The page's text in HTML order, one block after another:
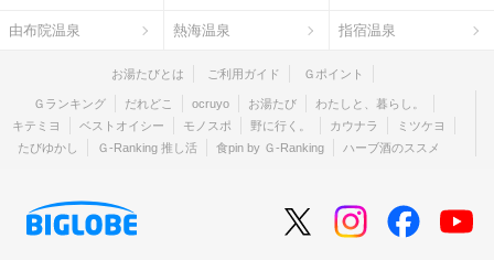
由布院温泉 熱海温泉 指宿温泉
お湯たびとは ご利用ガイド Ｇポイント
Ｇランキング だれどこ ocruyo お湯たび
わたしと、暮らし。
キテミヨ
ベストオイシー モノスポ 野に行く。 カウナラ
ミツケヨ
たびゆかし
Ｇ-Ranking 推し活 食pin by Ｇ-Ranking ハーブ酒のススメ